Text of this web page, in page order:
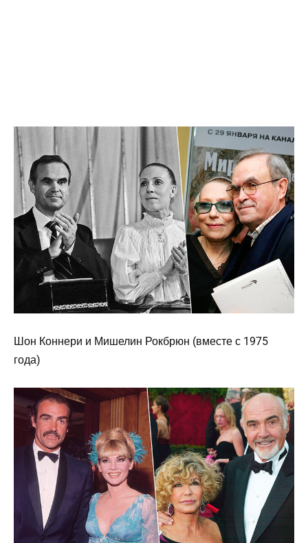
Шон Коннери и Мишелин Рокбрюн (вместе с 1975
года)